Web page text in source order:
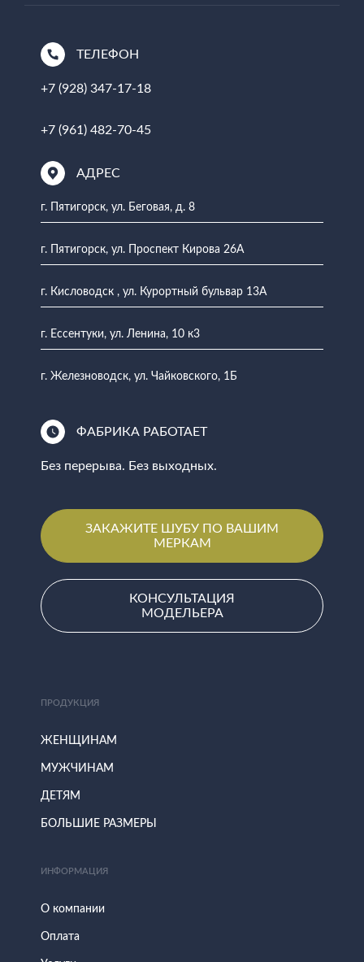
ТЕЛЕФОН
+7 (928) 347-17-18
+7 (961) 482-70-45
АДРЕС
г. Пятигорск, ул. Беговая, д. 8
г. Пятигорск, ул. Проспект Кирова 26А
г. Кисловодск , ул. Курортный бульвар 13А
г. Ессентуки, ул. Ленина, 10 к3
г. Железноводск, ул. Чайковского, 1Б
ФАБРИКА РАБОТАЕТ
Без перерыва. Без выходных.
ЗАКАЖИТЕ ШУБУ ПО ВАШИМ
МЕРКАМ
КОНСУЛЬТАЦИЯ
МОДЕЛЬЕРА
ПРОДУКЦИЯ
ЖЕНЩИНАМ
МУЖЧИНАМ
ДЕТЯМ
БОЛЬШИЕ РАЗМЕРЫ
ИНФОРМАЦИЯ
О компании
Оплата